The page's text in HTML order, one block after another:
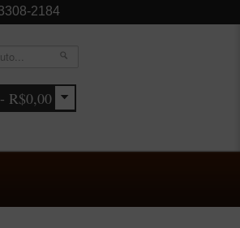
2184
R$0,00